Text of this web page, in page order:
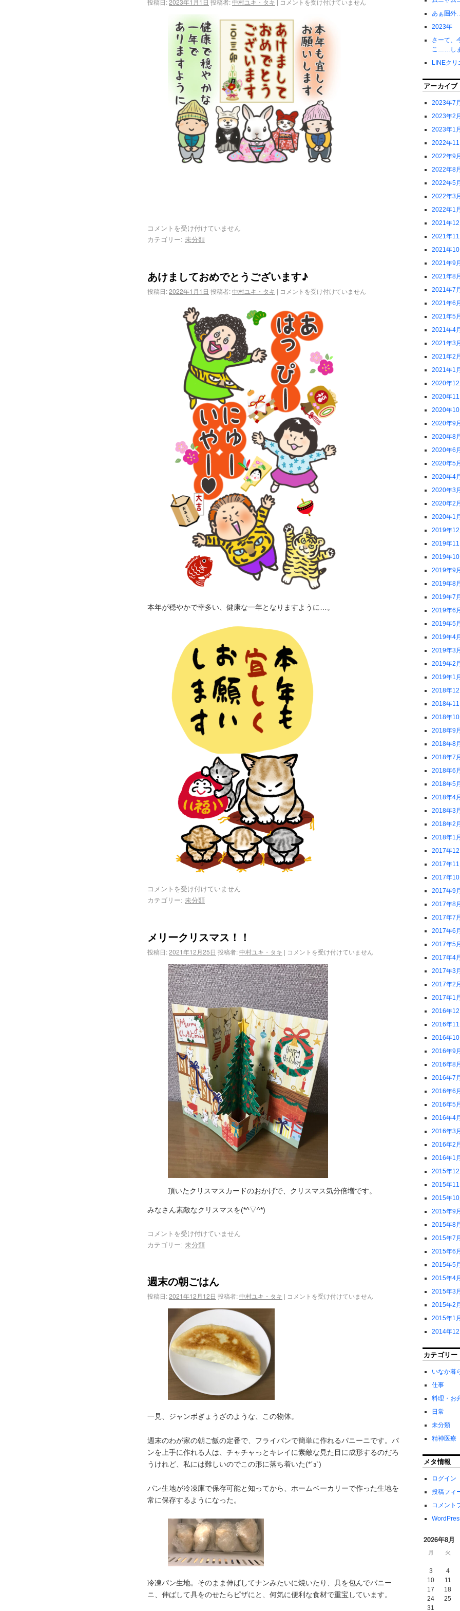
投稿日:2023年1月1日 投稿者:中村ユキ・タキ コメントを受け付けていません
コメントを受け付けていません
カテゴリー: 未分類
あけましておめでとうございます♪
投稿日:2022年1月1日 投稿者:中村ユキ・タキ | コメントを受け付けていません
本年が穏やかで幸多い、健康な一年となりますように…。
コメントを受け付けていません
カテゴリー: 未分類
メリークリスマス！！
投稿日:2021年12月25日 投稿者:中村ユキ・タキ | コメントを受け付けていません
頂いたクリスマスカードのおかげで、クリスマス気分倍増です。
みなさん素敵なクリスマスを(*^▽^*)
コメントを受け付けていません
カテゴリー: 未分類
週末の朝ごはん
投稿日:2021年12月12日 投稿者:中村ユキ・タキ | コメントを受け付けていません
一見、ジャンボぎょうざのような、この物体。
週末のわが家の朝ご飯の定番で、フライパンで簡単に作れるパニーニです。パ
ンを上手に作れる人は、チャチャっとキレイに素敵な見た目に成形するのだろ
うけれど、私には難しいのでこの形に落ち着いた(*´з`)
パン生地が冷凍庫で保存可能と知ってから、ホームベーカリーで作った生地を
常に保存するようになった。
冷凍パン生地。そのまま伸ばしてナンみたいに焼いたり、具を包んでパニー
ニ、伸ばして具をのせたらピザにと、何気に便利な食材で重宝しています。
あぁ圏
2023年
さーて、
こ……し
LINEク
アーカイブ
2023年7月
2023年2月
2023年1月
2022年11
2022年9月
2022年8月
2022年5月
2022年3月
2022年1月
2021年12
2021年11
2021年10
2021年9月
2021年8月
2021年7月
2021年6月
2021年5月
2021年4月
2021年3月
2021年2月
2021年1月
2020年12
2020年11
2020年10
2020年9月
2020年8月
2020年6月
2020年5月
2020年4月
2020年3月
2020年2月
2020年1月
2019年12
2019年11
2019年10
2019年9月
2019年8月
2019年7月
2019年6月
2019年5月
2019年4月
2019年3月
2019年2月
2019年1月
2018年12
2018年11
2018年10
2018年9月
2018年8月
2018年7月
2018年6月
2018年5月
2018年4月
2018年3月
2018年2月
2018年1月
2017年12
2017年11
2017年10
2017年9月
2017年8月
2017年7月
2017年6月
2017年5月
2017年4月
2017年3月
2017年2月
2017年1月
2016年12
2016年11
2016年10
2016年9月
2016年8月
2016年7月
2016年6月
2016年5月
2016年4月
2016年3月
2016年2月
2016年1月
2015年12
2015年11
2015年10
2015年9月
2015年8月
2015年7月
2015年6月
2015年5月
2015年4月
2015年3月
2015年2月
2015年1月
2014年12
カテゴリー
いなか暮
仕事
料理・お
日常
未分類
精神医療
メタ情報
ログイン
投稿フィ
コメント
2026年8月
月 火
3
4
10
11
17
18
24
25
31